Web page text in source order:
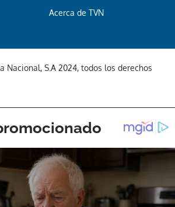
Acerca de TVN
Nacional, S.A 2024, todos los derechos